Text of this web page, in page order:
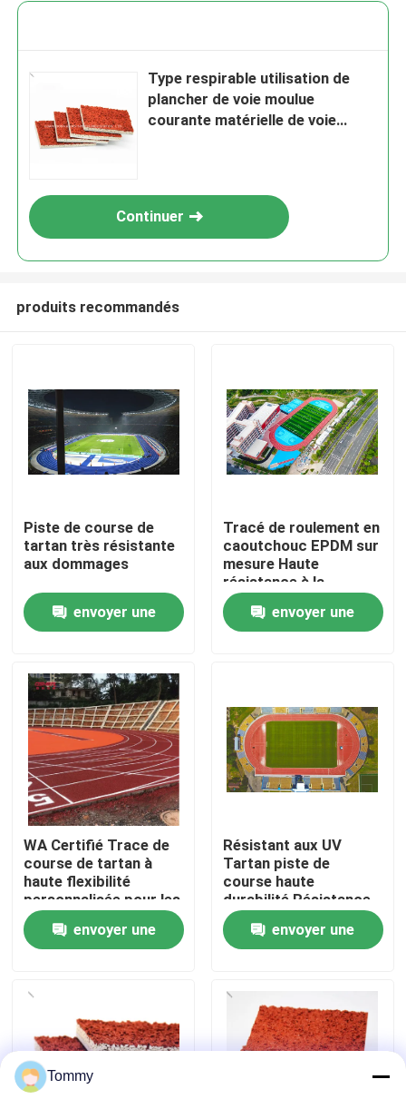
Accueil
Produits
Vidéos
À propos de nous
Visite de l'usine
Contrôle de qualité
Nous contacter
Cas
Demander un devis
Type respirable utilisation de
plancher de voie moulue
courante matérielle de voie
Continuer
produits recommandés
Piste de course de
tartan très résistante
aux dommages
envoyer une
Tracé de roulement en
caoutchouc EPDM sur
mesure Haute
résistance à la
traction de 0,88
N/Mm2envoyer une
WA Certifié Trace de
course de tartan à
haute flexibilité
personnalisée pour les
projets
envoyer une
Résistant aux UV
Tartan piste de
course haute
durabilité Résistance
aux dommages
envoyer une
Tommy